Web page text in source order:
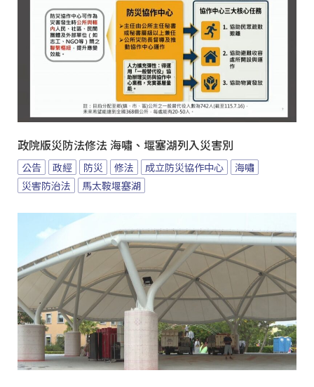
政院版災防法修法 海嘯、堰塞湖列入災害別
公告 政經 防災 修法 成立防災協作中心
海嘯
災害防治法
馬太鞍堰塞湖